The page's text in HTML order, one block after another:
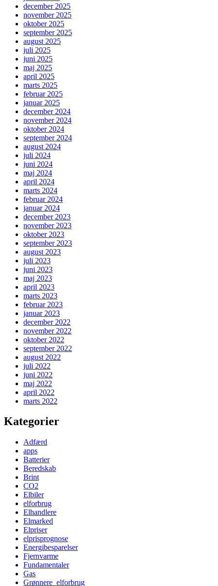
december 2025
november 2025
oktober 2025
september 2025
august 2025
juli 2025
juni 2025
maj 2025
april 2025
marts 2025
februar 2025
januar 2025
december 2024
november 2024
oktober 2024
september 2024
august 2024
juli 2024
juni 2024
maj 2024
april 2024
marts 2024
februar 2024
januar 2024
december 2023
november 2023
oktober 2023
september 2023
august 2023
juli 2023
juni 2023
maj 2023
april 2023
marts 2023
februar 2023
januar 2023
december 2022
november 2022
oktober 2022
september 2022
august 2022
juli 2022
juni 2022
maj 2022
april 2022
marts 2022
Kategorier
Adfærd
apps
Batterier
Beredskab
Brint
CO2
Elbiler
elforbrug
Elhandlere
Elmarked
Elpriser
elprisprognose
Energibesparelser
Fjernvarme
Fundamentaler
Gas
Grønnere_elforbrug